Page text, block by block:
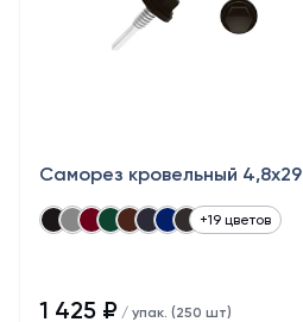
Саморез кровельный 4,8x29
+19 цветов
1 425 ₽ / упак. (250 шт)